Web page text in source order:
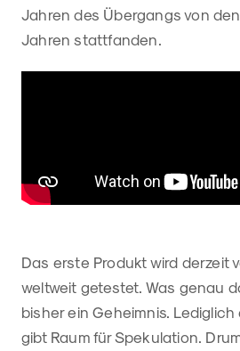
Jahren des Übergangs von
Jahren stattfanden.
Das erste Produkt wird derzeit
weltweit getestet. Was genau
bisher ein Geheimnis. Lediglich
gibt Raum für Spekulation.